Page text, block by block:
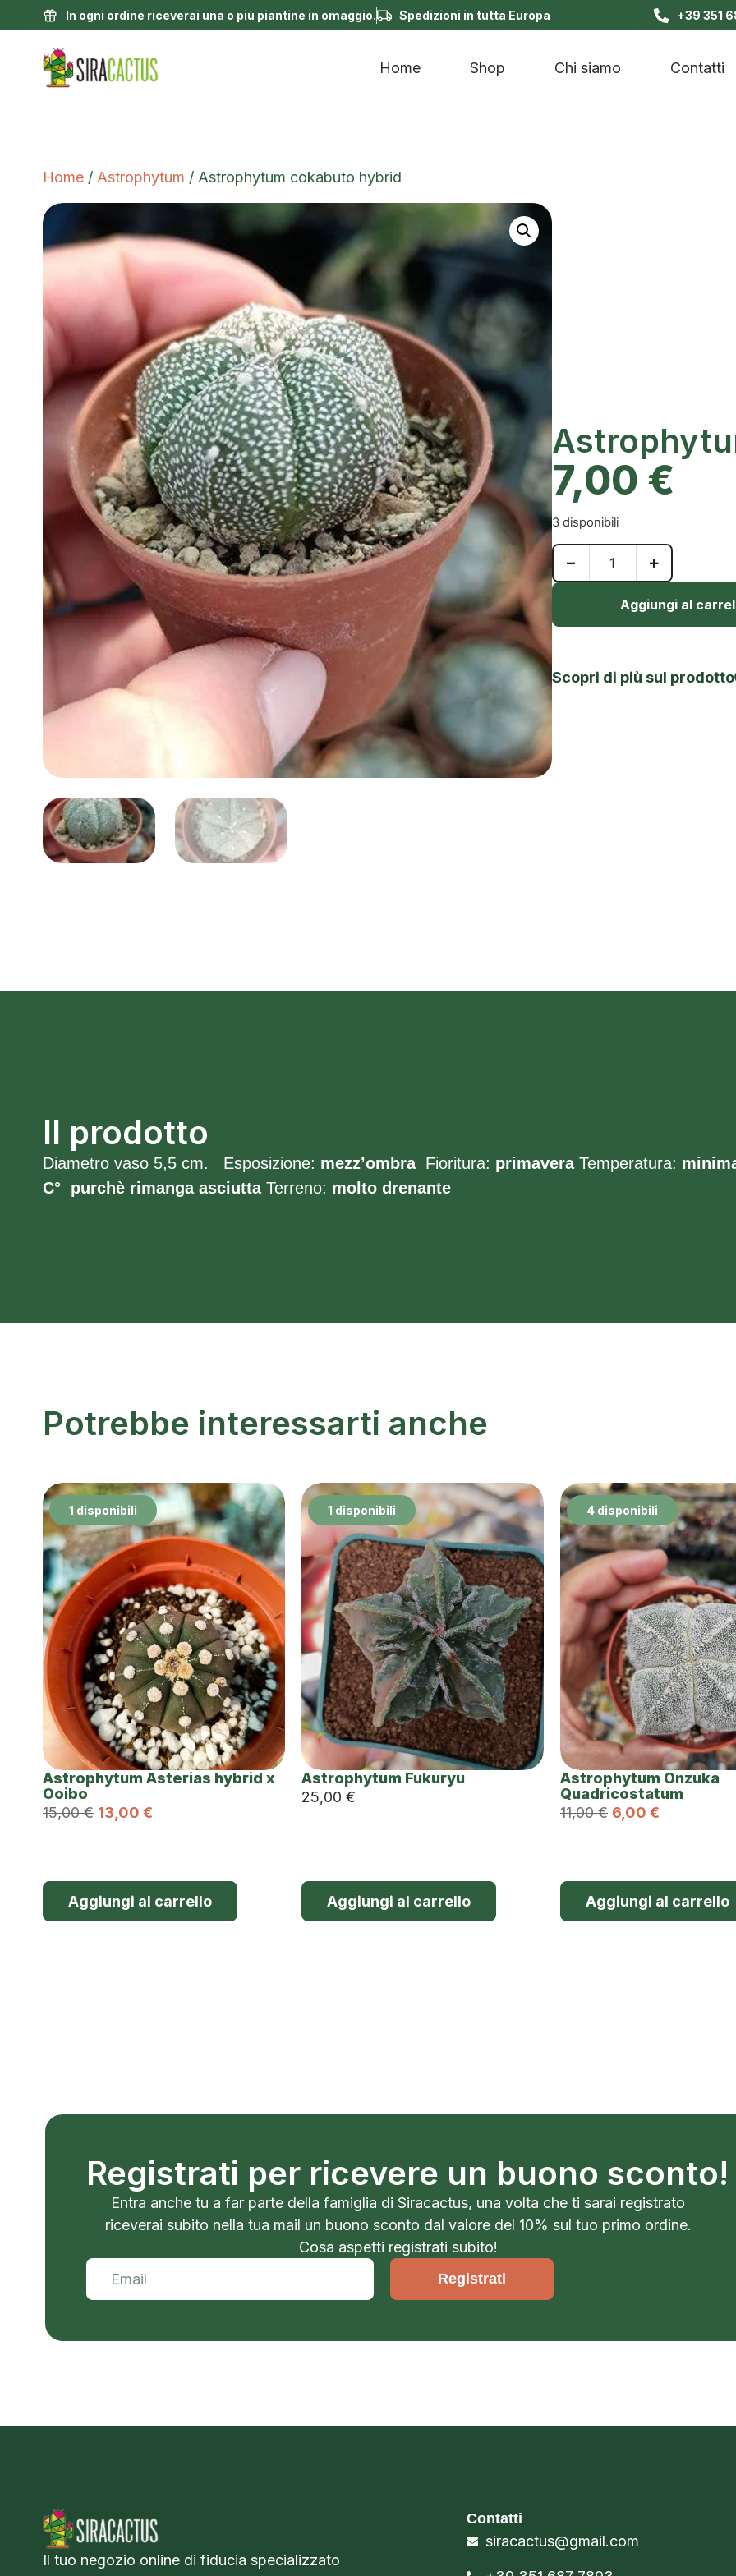
In ogni ordine riceverai una o più piantine in omaggio. Spedizioni in tutta Europa +39 351
Home Shop Chi siamo Contatti
Home / Astrophytum / Astrophytum cokabuto hybrid
7,00 €
3 disponibili
− +
Aggiungi al
Scopri di più sul prodotto
Il prodotto
Diametro vaso 5,5 cm. Esposizione: mezz’ombra Fioritura: primaveraTemperatura:
C° purchè rimanga asciuttaTerreno: molto drenante
Potrebbe interessarti anche
1 disponibili
Astrophytum Asterias hybrid x
Ooibo
15,00€ 13,00 €
Aggiungi al carrello
1 disponibili
Astrophytum Fukuryu
25,00 €
Aggiungi al carrello
4 disponibili
Astrophytum Onzuka
Quadricostatum
11,00€ 6,00 €
Aggiungi al carrello
Registrati per ricevere un buono sconto!
Entra anche tu a far parte della famiglia di Siracactus, una volta che ti sarai registrato
riceverai subito nella tua mail un buono sconto dal valore del 10% sul tuo primo ordine.
Cosa aspetti registrati subito!
Registrati
Il tuo negozio online di fiducia specializzato
Contatti
siracactus@gmail.com